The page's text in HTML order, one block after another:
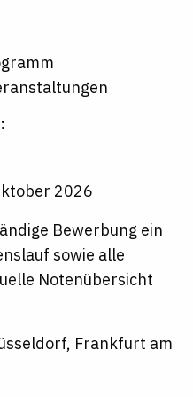
2026
Bewerbung ein
sowie alle
Notenübersicht
Frankfurt am